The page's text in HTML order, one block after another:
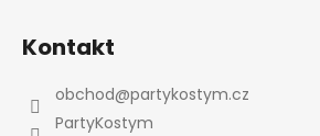
r
Kontakt
obchod@partykostym.cz
PartyKostym